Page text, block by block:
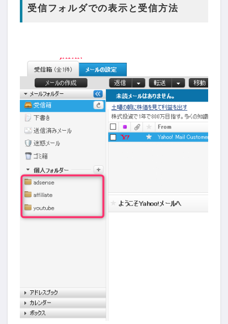
受信フォルダでの表示と受信方法